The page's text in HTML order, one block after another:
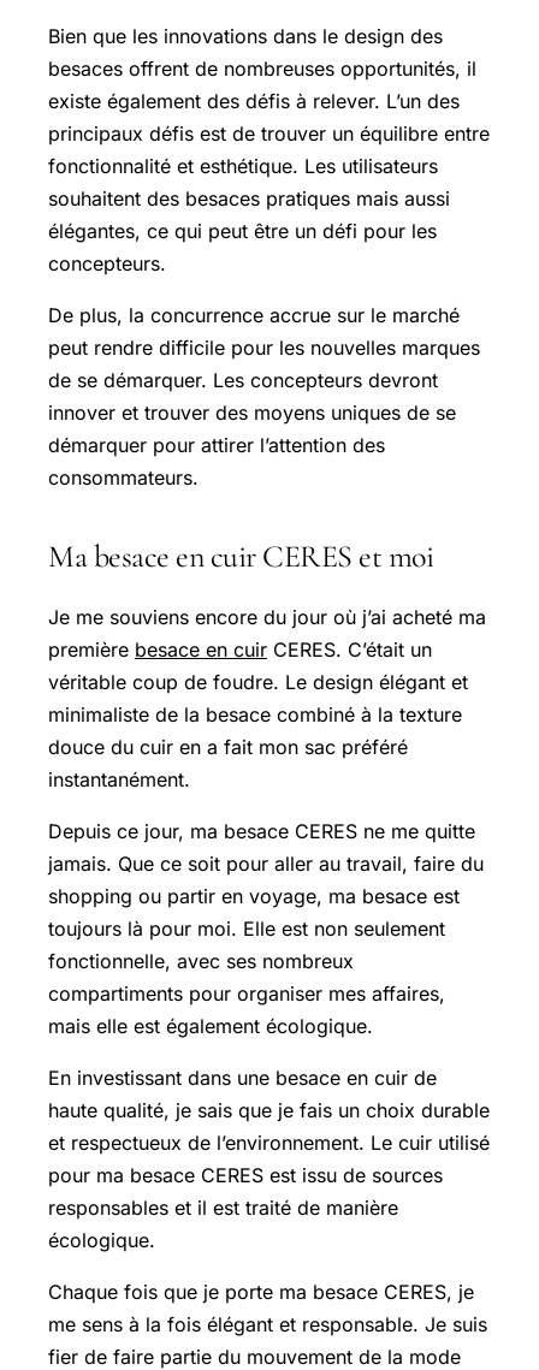
Bien que les innovations dans le design des
besaces offrent de nombreuses opportunités, il
existe également des défis à relever. L’un des
principaux défis est de trouver un équilibre entre
fonctionnalité et esthétique. Les utilisateurs
souhaitent des besaces pratiques mais aussi
élégantes, ce qui peut être un défi pour les
concepteurs.
De plus, la concurrence accrue sur le marché
peut rendre difficile pour les nouvelles marques
de se démarquer. Les concepteurs devront
innover et trouver des moyens uniques de se
démarquer pour attirer l’attention des
consommateurs.
Ma besace en cuir CERES et moi
Je me souviens encore du jour où j’ai acheté ma
première besace en cuir CERES. C’était un
véritable coup de foudre. Le design élégant et
minimaliste de la besace combiné à la texture
douce du cuir en a fait mon sac préféré
instantanément.
Depuis ce jour, ma besace CERES ne me quitte
jamais. Que ce soit pour aller au travail, faire du
shopping ou partir en voyage, ma besace est
toujours là pour moi. Elle est non seulement
fonctionnelle, avec ses nombreux
compartiments pour organiser mes affaires,
mais elle est également écologique.
En investissant dans une besace en cuir de
haute qualité, je sais que je fais un choix durable
et respectueux de l’environnement. Le cuir utilisé
pour ma besace CERES est issu de sources
responsables et il est traité de manière
écologique.
Chaque fois que je porte ma besace CERES, je
me sens à la fois élégant et responsable. Je suis
fier de faire partie du mouvement de la mode